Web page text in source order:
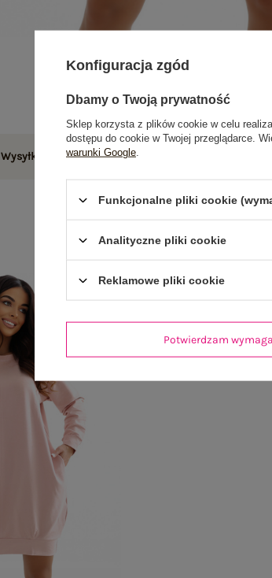
Wysyłka i dostawa Zwroty i reklamacje
Konfiguracja zgód
Dbamy o Twoją prywatność
Sklep korzysta z plików cookie w celu
dostępu do cookie w Twojej przeglądarce.
warunki Google
Funkcjonalne pliki cookie
Analityczne pliki cookie
Reklamowe pliki cookie
Potwierdzam